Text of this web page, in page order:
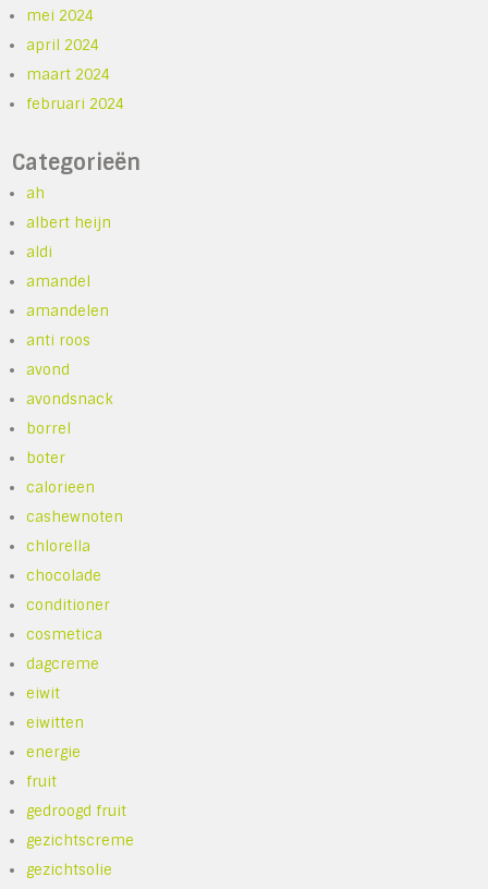
mei 2024
april 2024
maart 2024
februari 2024
Categorieën
ah
albert heijn
aldi
amandel
amandelen
anti roos
avond
avondsnack
borrel
boter
calorieen
cashewnoten
chlorella
chocolade
conditioner
cosmetica
dagcreme
eiwit
eiwitten
energie
fruit
gedroogd fruit
gezichtscreme
gezichtsolie